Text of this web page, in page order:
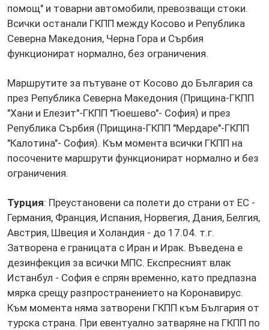
помощ" и товарни автомобили, превозващи стоки.
Всички останали ГКПП между Косово и Република
Северна Македония, Черна Гора и Сърбия
функционират нормално, без ограничения.
Маршрутите за пътуване от Косово до България са
през Република Северна Македония (Прищина-ГКПП
"Хани и Елезит"-ГКПП "Гюешево"- София) и през
Република Сърбия (Прищина-ГКПП "Мердаре"-ГКПП
"Калотина"- София). Към момента всички ГКПП на
посочените маршрути функционират нормално и без
ограничения.
Турция: Преустановени са полети до страни от ЕС -
Германия, Франция, Испания, Норвегия, Дания, Белгия,
Австрия, Швеция и Холандия - до 17.04. т.г.
Затворена е границата с Иран и Ирак. Въведена е
дезинфекция за всички МПС. Експресният влак
Истанбул - София е спрян временно, като предпазна
мярка срещу разпространението на Коронавирус.
Към момента няма затворени ГКПП към България от
турска страна. При евентуално затваряне на ГКПП по